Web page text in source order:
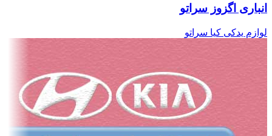
انباری اگزوز سراتو
لوازم یدکی کیا سراتو